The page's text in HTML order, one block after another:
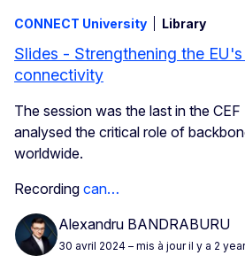
CONNECT University Library
Slides - Strengthening the
connectivity
The session was the last in the CEF
analysed the critical role of
worldwide.
Recording can…
Alexandru BANDRABURU
30 avril 2024 – mis à jour il y a 2